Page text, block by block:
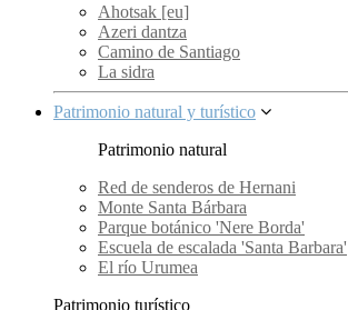
Ahotsak [eu]
Azeri dantza
Camino de Santiago
La sidra
Patrimonio natural y turístico
Patrimonio natural
Red de senderos de Hernani
Monte Santa Bárbara
Parque botánico 'Nere Borda'
Escuela de escalada 'Santa Barbara'
El río Urumea
Patrimonio turístico